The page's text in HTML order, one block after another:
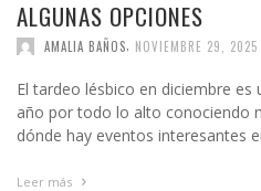
ALGUNAS OPCIONES
AMALIA BAÑOS NOVIEMBRE 29, 2025
El tardeo lésbico en diciembre
año por todo lo alto conociendo
dónde hay eventos interesantes
Leer más